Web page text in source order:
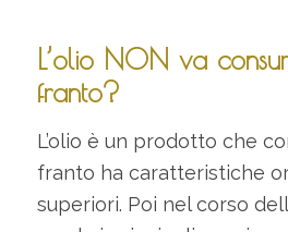
L’olio NON va
franto?
L’olio è un prodotto che
franto ha caratteristiche
superiori. Poi nel corso